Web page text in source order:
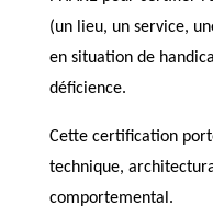
(un lieu, un service,
en situation de
déficience.
Cette certification
technique,
comportemental.